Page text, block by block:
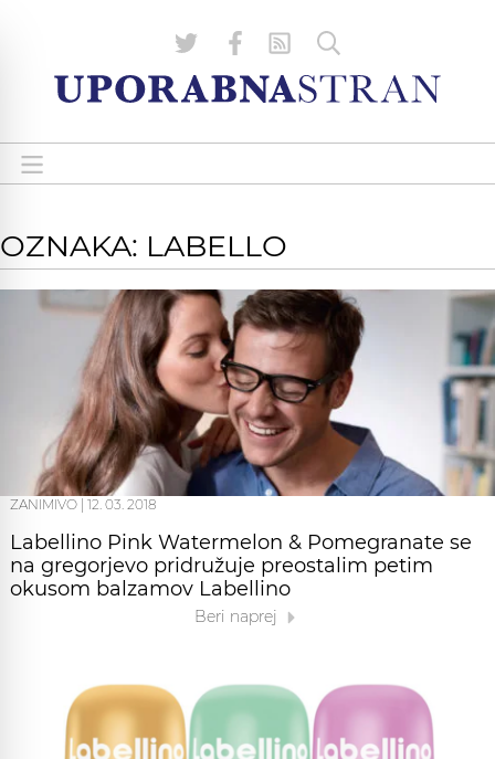
OZNAKA: LABELLO
ZANIMIVO 12. 03. 2018
Labellino Pink Watermelon & Pomegranate se
na gregorjevo pridružuje preostalim petim
okusom balzamov Labellino
Beri naprej